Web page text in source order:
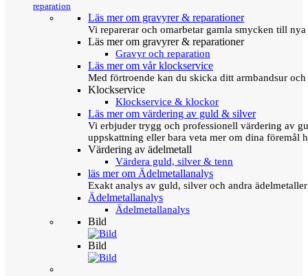
reparation
Läs mer om gravyrer & reparationer
Vi reparerar och omarbetar gamla smycken till
Läs mer om gravyrer & reparationer
Gravyr och reparation
Läs mer om vår klockservice
Med förtroende kan du skicka ditt armbandsur
Klockservice
Klockservice & klockor
Läs mer om värdering av guld & silver
Vi erbjuder trygg och professionell värdering av
uppskattning eller bara veta mer om dina föremål
Värdering av ädelmetall
Värdera guld, silver & tenn
läs mer om Ädelmetallanalys
Exakt analys av guld, silver och andra
Ädelmetallanalys
Ädelmetallanalys
Bild
Bild